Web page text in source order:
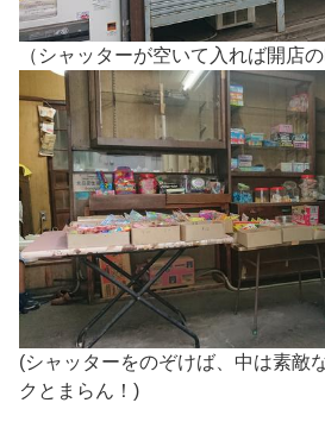
（シャッターが空いて入れば開店
(シャッターをのぞけば、中は素敵
クとまらん！)